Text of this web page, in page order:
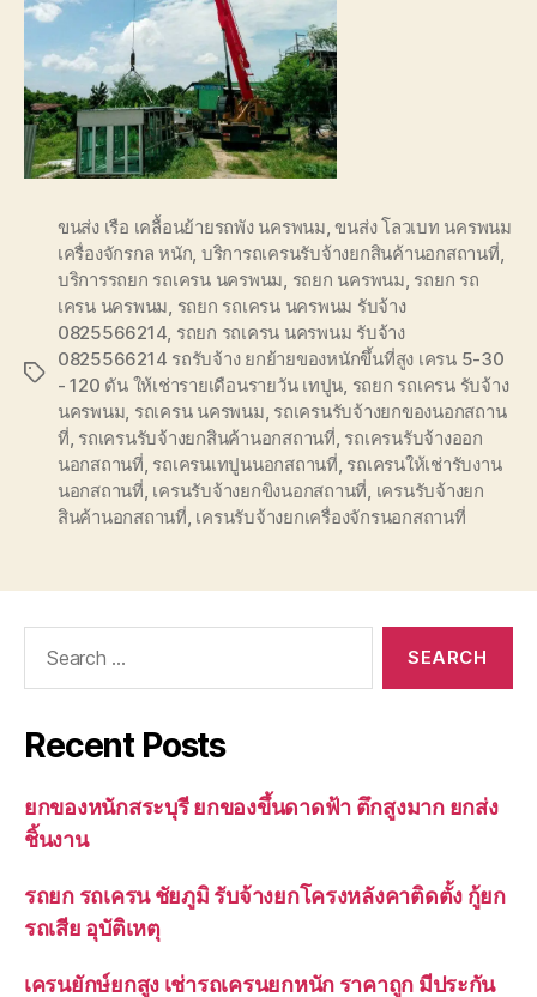
Tags
ขนส่ง เรือ เคลื้อนย้ายรถพัง นครพนม,ขนส่ง โลวเบท นครพนม
เครื่องจักรกล หนัก, บริการถเครนรับจ้างยกสินค้านอกสถานที่,
บริการรถยก รถเครน นครพนม, รถยก นครพนม, รถยก รถ
เครน นครพนม, รถยก รถเครน นครพนม รับจ้าง
0825566214, รถยก รถเครน นครพนม รับจ้าง
0825566214 รถรับจ้าง ยกย้ายของหนักขึ้นที่สูง เครน 5-30
- 120 ตัน ให้เช่ารายเดือนรายวัน เทปูน, รถยก รถเครน รับจ้าง
นครพนม, รถเครน นครพนม, รถเครนรับจ้างยกของนอกสถาน
ที่, รถเครนรับจ้างยกสินค้านอกสถานที่, รถเครนรับจ้างออก
นอกสถานที่, รถเครนเทปูนนอกสถานที่, รถเครนให้เช่ารับงาน
นอกสถานที่, เครนรับจ้างยกขิงนอกสถานที่, เครนรับจ้างยก
สินค้านอกสถานที่, เครนรับจ้างยกเครื่องจักรนอกสถานที่
Recent Posts
ยกของหนักสระบุรี ยกของขึ้นดาดฟ้า ตึกสูงมาก ยกส่ง
ชิ้นงาน
รถยก รถเครน ชัยภูมิ รับจ้างยกโครงหลังคาติดตั้ง กู้ยก
รถเสีย อุบัติเหตุ
เครนยักษ์ยกสูง เช่ารถเครนยกหนัก ราคาถูก มีประกัน